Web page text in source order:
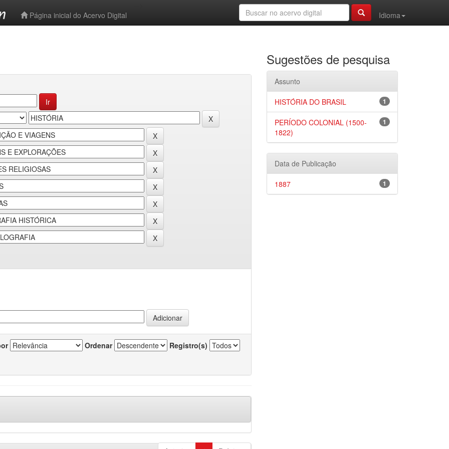
Página inicial do Acervo Digital
Idioma
Ordenar Registro(s)
Sugestões de pesquisa
Assunto
1
HISTÓRIA DO BRASIL
1
PERÍODO COLONIAL (1500-
1822)
Data de Publicação
1
1887